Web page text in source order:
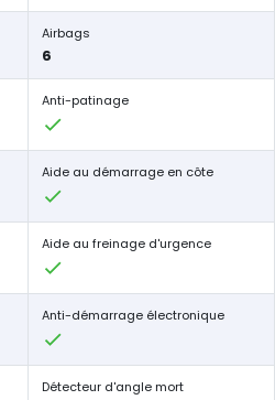
Airbags
6
Anti-patinage
Aide au démarrage en côte
Aide au freinage d'urgence
Anti-démarrage électronique
Détecteur d'angle mort